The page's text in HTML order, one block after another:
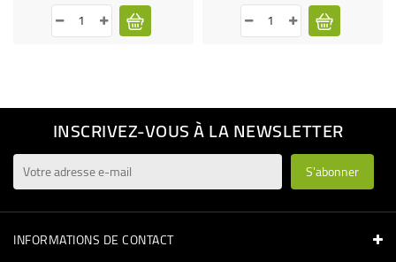
INSCRIVEZ-VOUS À LA NEWSLETTER
INFORMATIONS DE CONTACT